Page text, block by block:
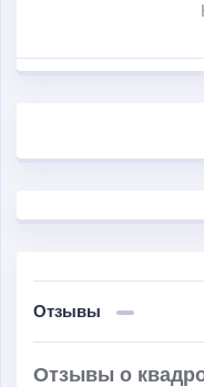
Отзывы
Отзывы о